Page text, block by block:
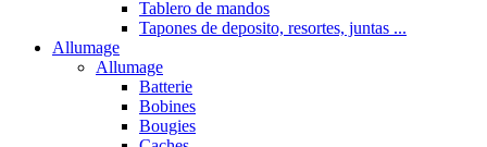
Tablero de mandos
Tapones de deposito, resortes, juntas ...
Allumage
Allumage
Batterie
Bobines
Bougies